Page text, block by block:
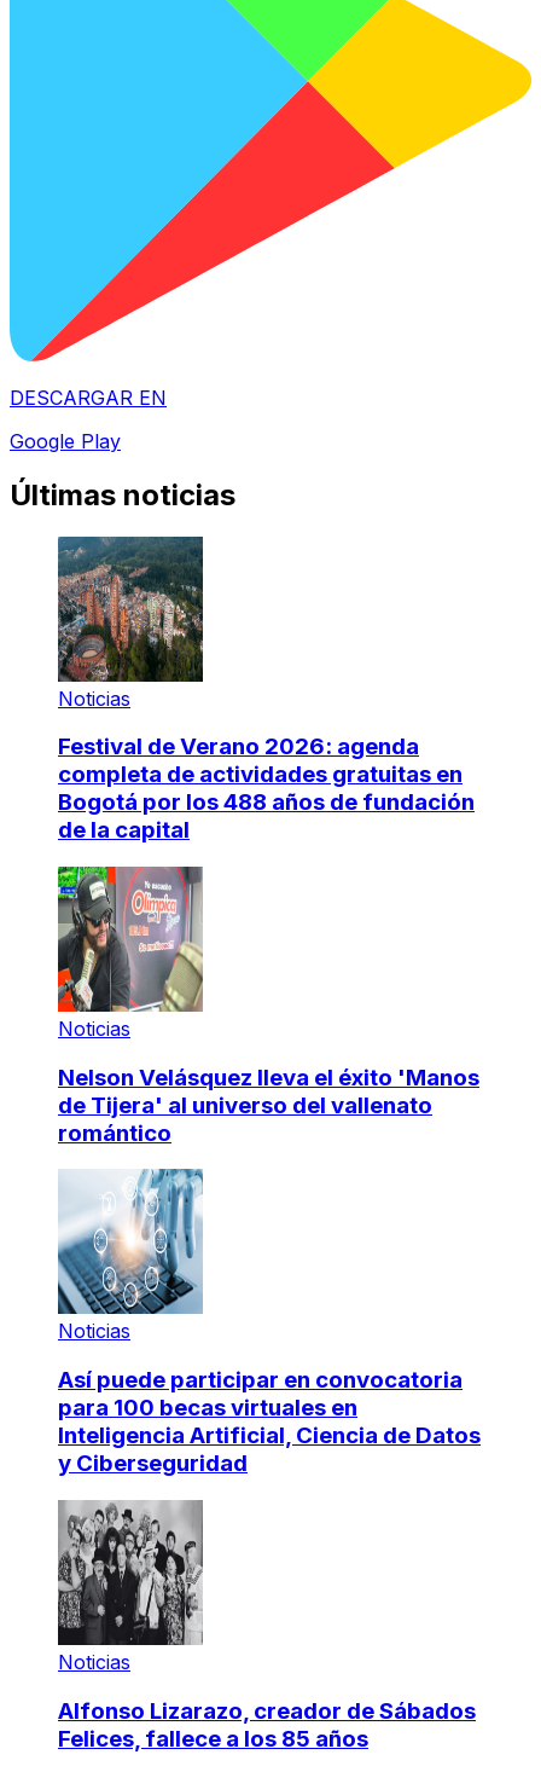
DESCARGAR EN
Google Play
Últimas noticias
Noticias
Festival de Verano 2026: agenda
completa de actividades gratuitas en
Bogotá por los 488 años de fundación
de la capital
Noticias
Nelson Velásquez lleva el éxito 'Manos
de Tijera' al universo del vallenato
romántico
Noticias
Así puede participar en convocatoria
para 100 becas virtuales en
Inteligencia Artificial, Ciencia de Datos
y Ciberseguridad
Noticias
Alfonso Lizarazo, creador de Sábados
Felices, fallece a los 85 años